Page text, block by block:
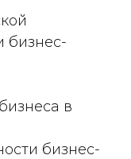
бизнес-
в
бизнес-